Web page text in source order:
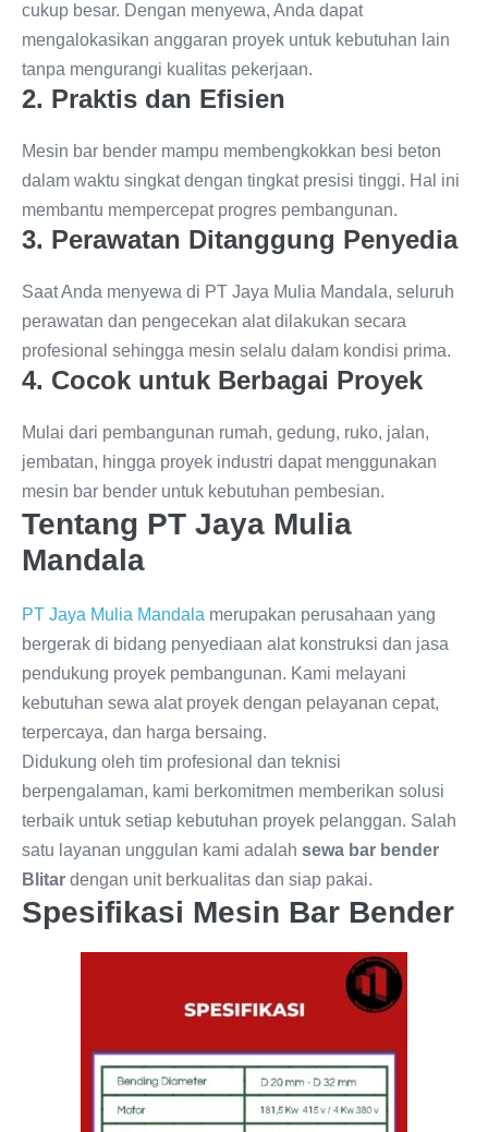
cukup besar. Dengan menyewa, Anda dapat
mengalokasikan anggaran proyek untuk kebutuhan lain
tanpa mengurangi kualitas pekerjaan.
2. Praktis dan Efisien
Mesin bar bender mampu membengkokkan besi beton
dalam waktu singkat dengan tingkat presisi tinggi. Hal ini
membantu mempercepat progres pembangunan.
3. Perawatan Ditanggung Penyedia
Saat Anda menyewa di PT Jaya Mulia Mandala, seluruh
perawatan dan pengecekan alat dilakukan secara
profesional sehingga mesin selalu dalam kondisi prima.
4. Cocok untuk Berbagai Proyek
Mulai dari pembangunan rumah, gedung, ruko, jalan,
jembatan, hingga proyek industri dapat menggunakan
mesin bar bender untuk kebutuhan pembesian.
Tentang PT Jaya Mulia
Mandala
PT Jaya Mulia Mandala merupakan perusahaan yang
bergerak di bidang penyediaan alat konstruksi dan jasa
pendukung proyek pembangunan. Kami melayani
kebutuhan sewa alat proyek dengan pelayanan cepat,
terpercaya, dan harga bersaing.
Didukung oleh tim profesional dan teknisi
berpengalaman, kami berkomitmen memberikan solusi
terbaik untuk setiap kebutuhan proyek pelanggan. Salah
satu layanan unggulan kami adalah sewa bar bender
Blitar dengan unit berkualitas dan siap pakai.
Spesifikasi Mesin Bar Bender